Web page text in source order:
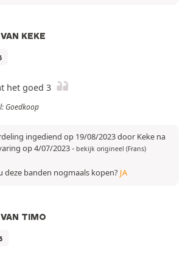
KEKE
het goed 3
Goedkoop
ingediend op 19/08/2023 door Keke na
op 4/07/2023- bekijk origineel (Frans)
deze banden nogmaals kopen? JA
TIMO